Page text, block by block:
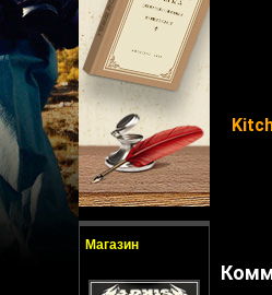
Магазин